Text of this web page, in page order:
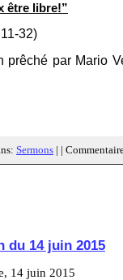
être libre!”
32)
prêché par Mario
Sermons | |
du 14 juin 2015
14 juin 2015